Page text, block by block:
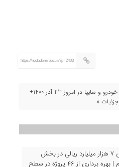
https://nodademrooz.ir/?p=2403
قیمت روز خودروهای ایران خودرو و سایپا در امروز 23 آذر 1400+
جزئیات »
سرمایه‌ گذاری ۷ هزار میلیارد ریالی در بخش
کشاورزی ایلام | بهره‌ برداری از 46 پروژه در سطح